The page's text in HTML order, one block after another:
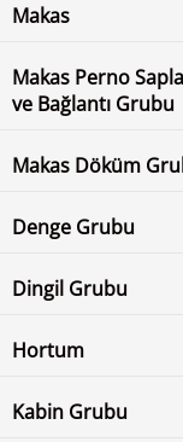
Makas
Makas Perno
ve Bağlantı Grubu
Makas Döküm
Denge Grubu
Dingil Grubu
Hortum
Kabin Grubu